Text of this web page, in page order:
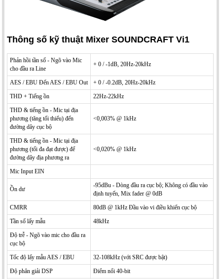
Thông số kỹ thuật Mixer SOUNDCRAFT Vi1
Phản hồi tần số - Ngõ vào Mic
cho đầu ra Line
+ 0 / -1dB, 20Hz-20kHz
AES / EBU Đến AES / EBU Out
+ 0 / -0.2dB, 20Hz-20kHz
THD + Tiếng ồn
22Hz-22kHz
THD & tiếng ồn - Mic tại địa
phương (tăng tối thiểu) đến
đường dây cục bộ
<0,003% @ 1kHz
THD & tiếng ồn - Mic tại địa
phương (tối đa đạt được) để
đường dây địa phương ra
<0,020% @ 1kHz
Mic Input EIN
Ồn dư
-95dBu - Dòng đầu ra cục bộ; Không có đầu vào
định tuyến, Mix fader @ 0dB
CMRR
80dB @ 1kHz Đầu vào vi điều khiển cục bộ
Tần số lấy mẫu
48kHz
Độ trễ - Ngõ vào mic cho đầu ra
cục bộ
Tốc độ lấy mẫu AES / EBU
32-108kHz (với SRC được bật)
Độ phân giải DSP
Điểm nổi 40-bit